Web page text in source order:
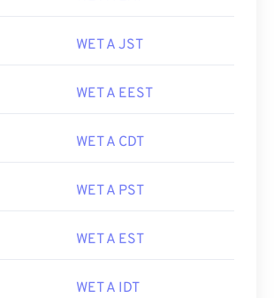
WET A JST
WET A EEST
WET A CDT
WET A PST
WET A EST
WET A IDT